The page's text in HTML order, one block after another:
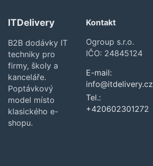
ITDelivery
B2B dodávky IT
techniky pro
firmy, školy a
kanceláře.
Poptávkový
model místo
klasického e-
shopu.
Kontakt
Ogroup s.r.o.
IČO: 24845124
E-mail:
info@itdelivery.cz
Tel.:
+420602301272